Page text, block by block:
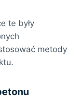
te były
metody